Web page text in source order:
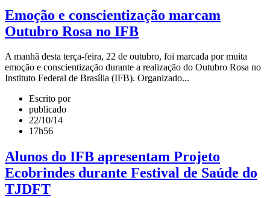
Emoção e conscientização marcam
Outubro Rosa no IFB
A manhã desta terça-feira, 22 de outubro, foi marcada por muita
emoção e conscientização durante a realização do Outubro Rosa no
Instituto Federal de Brasília (IFB). Organizado...
Escrito por
publicado
22/10/14
17h56
Alunos do IFB apresentam Projeto
Ecobrindes durante Festival de Saúde do
TJDFT